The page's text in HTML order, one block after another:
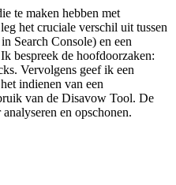
te maken hebben met
het cruciale verschil uit tussen
Search Console) en een
bespreek de hoofdoorzaken:
Vervolgens geef ik een
indienen van een
van de Disavow Tool. De
en opschonen.